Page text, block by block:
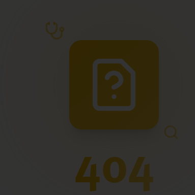
404